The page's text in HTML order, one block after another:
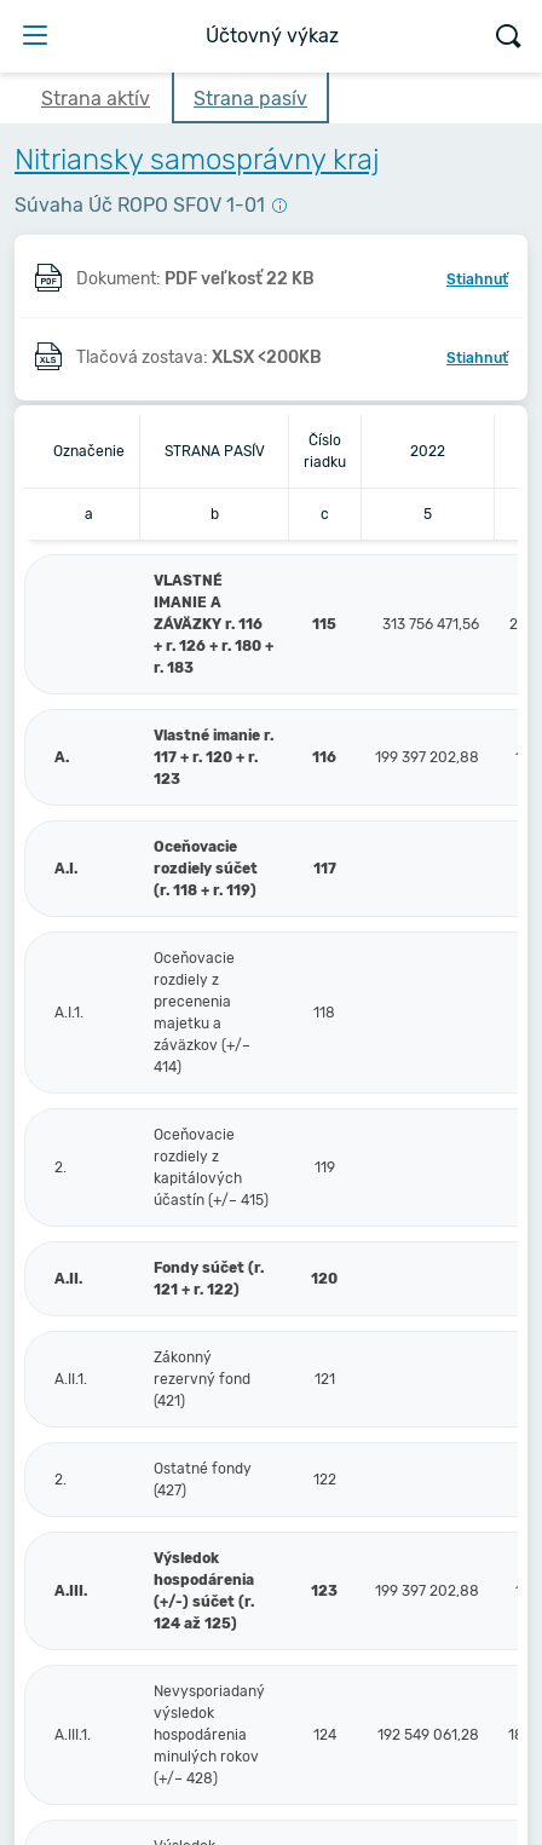
Účtovný výkaz
Strana aktív Strana pasív
Nitriansky samosprávny kraj
Súvaha Úč ROPO SFOV 1-01
Dokument: PDF veľkosť 22 KB Stiahnuť
Tlačová zostava: XLSX <200KB Stiahnuť
Označenie STRANA PASÍV
Číslo
riadku
2022
a b c 5
VLASTNÉ
IMANIE A
ZÁVÄZKY r. 116
+ r. 126 + r. 180 +
r. 183
115 313 756 471,56 276
A.
Vlastné imanie r.
117 + r. 120 + r.
123
116 199 397 202,88 192
A.I.
Oceňovacie
rozdiely súčet
(r. 118 + r. 119)
117
A.I.1.
Oceňovacie
rozdiely z
precenenia
majetku a
záväzkov (+/–
414)
118
2.
Oceňovacie
rozdiely z
kapitálových
účastín (+/– 415)
119
A.II.
Fondy súčet (r.
121 + r. 122)
120
A.II.1.
Zákonný
rezervný fond
(421)
121
2.
Ostatné fondy
(427)
122
A.III.
Výsledok
hospodárenia
(+/-) súčet (r.
124 až 125)
123 199 397 202,88 192
A.III.1.
Nevysporiadaný
výsledok
hospodárenia
minulých rokov
(+/– 428)
124 192 549 061,28 187